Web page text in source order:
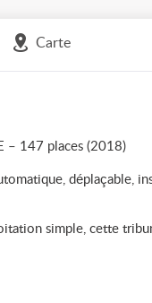
Carte
– 147 places (2018)
déplaçable,
simple, cette